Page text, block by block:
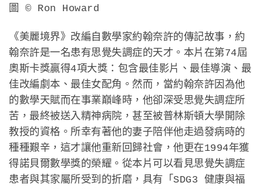
圖 © Ron Howard
《美麗境界》改編自數學家約翰奈許的傳記故事，約
翰奈許是一名患有思覺失調症的天才。本片在第74屆
奧斯卡獎贏得4項大獎：包含最佳影片、最佳導演、最
佳改編劇本、最佳女配角。然而，當約翰奈許因為他
的數學天賦而在事業巔峰時，他卻深受思覺失調症所
苦，最終被送入精神病院，甚至被普林斯頓大學開除
教授的資格。所幸有著他的妻子陪伴他走過發病時的
種種艱辛，這才讓他重新回歸社會，他更在1994年獲
得諾貝爾數學獎的榮耀。從本片可以看見思覺失調症
患者與其家屬所受到的折磨，具有「SDG3 健康與福